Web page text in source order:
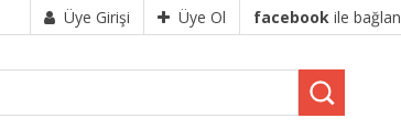
Üye Girişi Üye Ol facebook ile bağlan